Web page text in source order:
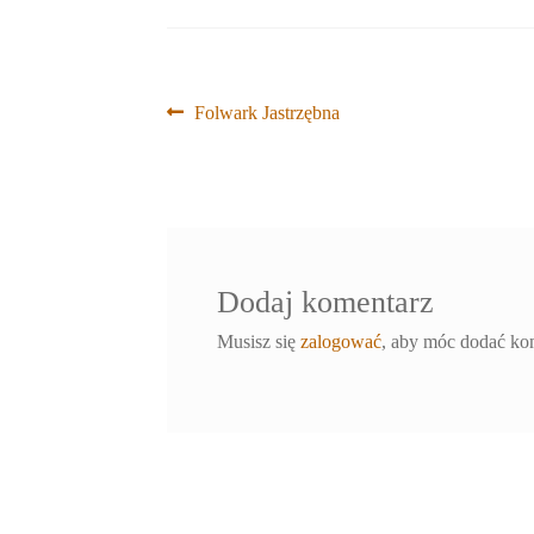
Nawigacja
Poprzedni
Folwark Jastrzębna
Dodaj komentarz
Musisz się zalogować, aby móc dodać